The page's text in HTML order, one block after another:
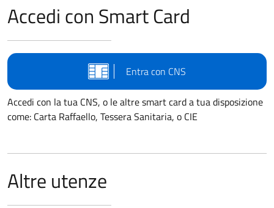
Accedi con Smart Card
Entra con CNS
Accedi con la tua CNS, o le altre smart card a tua disposizione
come: Carta Raffaello, Tessera Sanitaria, o CIE
Altre utenze